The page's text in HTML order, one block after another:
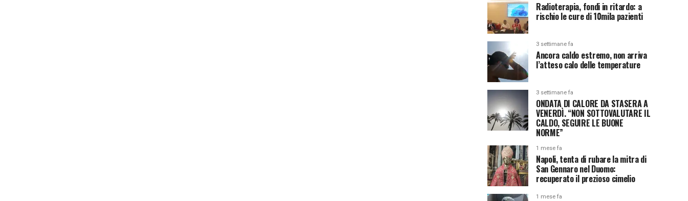
Radioterapia, fondi in ritardo: a
rischio le cure di 10mila pazienti
3 settimane fa
Ancora caldo estremo, non arriva
l’atteso calo delle temperature
3 settimane fa
ONDATA DI CALORE DA STASERA A
VENERDÌ. “NON SOTTOVALUTARE IL
CALDO, SEGUIRE LE BUONE
NORME”
1 mese fa
Napoli, tenta di rubare la mitra di
San Gennaro nel Duomo:
recuperato il prezioso cimelio
1 mese fa